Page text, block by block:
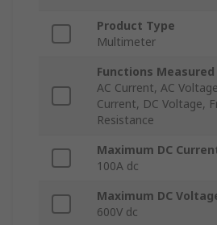
Product Type
Multimeter
Functions Measured
AC Current, AC
Current, DC Voltage,
Resistance
Maximum DC
100A dc
Maximum DC
600V dc